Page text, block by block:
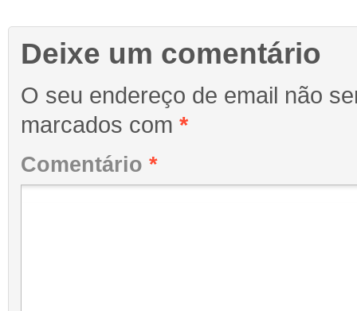
Deixe um comentário
O seu endereço de email não
marcados com *
Comentário *